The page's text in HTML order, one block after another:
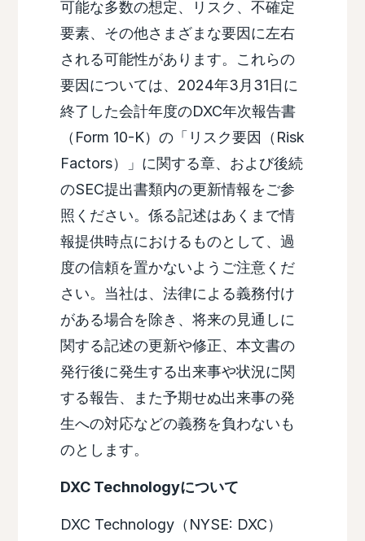
可能な多数の想定、リスク、不確定
要素、その他さまざまな要因に左右
される可能性があります。これらの
要因については、2024年3月31日に
終了した会計年度のDXC年次報告書
（Form 10-K）の「リスク要因（Risk
Factors）」に関する章、および後続
のSEC提出書類内の更新情報をご参
照ください。係る記述はあくまで情
報提供時点におけるものとして、過
度の信頼を置かないようご注意くだ
さい。当社は、法律による義務付け
がある場合を除き、将来の見通しに
関する記述の更新や修正、本文書の
発行後に発生する出来事や状況に関
する報告、また予期せぬ出来事の発
生への対応などの義務を負わないも
のとします。
DXC Technologyについて
DXC Technology（NYSE: DXC）